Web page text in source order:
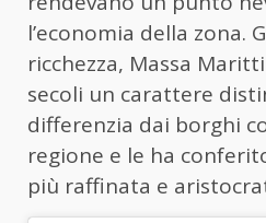
l’economia della zona.
ricchezza, Massa
secoli un carattere
differenzia dai borghi
regione e le ha
più raffinata e